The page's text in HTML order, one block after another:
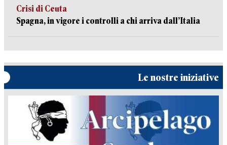
Crisi di Ceuta
Spagna, in vigore i controlli a chi arriva dall’Italia
Le nostre iniziative